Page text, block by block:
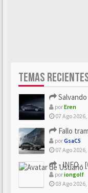
TEMAS
Salvando un
porEren
07 Ago 2026,
Fallo
porGsaC5
07 Ago
- INFO -
poriongolf
03 Ago 2026,